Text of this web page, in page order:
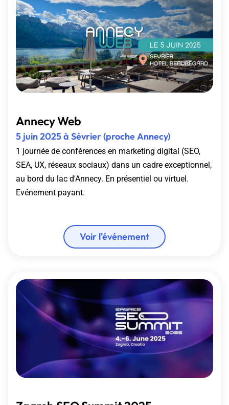
Annecy Web
5 juin 2025 à Sévrier (proche Annecy)
1 journée de conférences en marketing digital (SEO,
SEA, UX, réseaux sociaux) dans un cadre exceptionnel,
au bord du lac d'Annecy. En présentiel ou virtuel.
Evénement payant.
Voir l'événement